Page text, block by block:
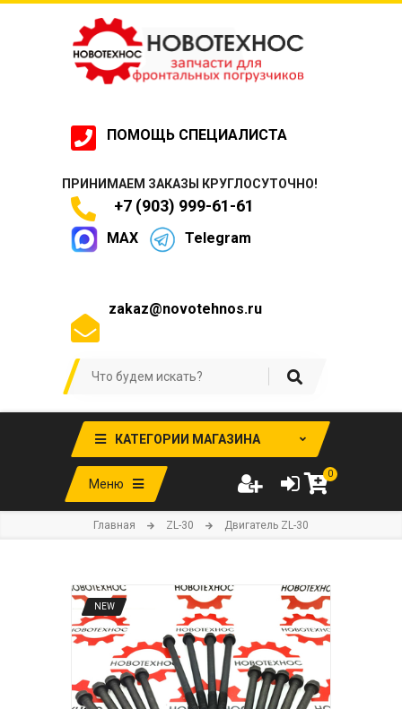
ПОМОЩЬ СПЕЦИАЛИСТА
ПРИНИМАЕМ ЗАКАЗЫ КРУГЛОСУТОЧНО!
+7 (903) 999-61-61
MAX Telegram
zakaz@novotehnos.ru
КАТЕГОРИИ МАГАЗИНА
Меню
0
Главная ZL-30 Двигатель ZL-30
NEW